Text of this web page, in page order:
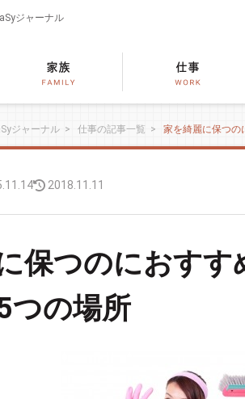
ジャーナル
ジャーナル > 仕事の記事一覧 > 家を綺麗に保つの
2018.11.11
保つのにおすす
つの場所